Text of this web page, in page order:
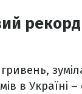
рекорд
в Україні